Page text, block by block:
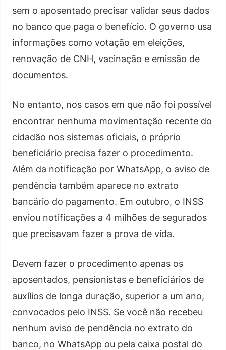
sem o aposentado precisar validar seus dados
no banco que paga o benefício. O governo usa
informações como votação em eleições,
renovação de CNH, vacinação e emissão de
documentos.
No entanto, nos casos em que não foi possível
encontrar nenhuma movimentação recente do
cidadão nos sistemas oficiais, o próprio
beneficiário precisa fazer o procedimento.
Além da notificação por WhatsApp, o aviso de
pendência também aparece no extrato
bancário do pagamento. Em outubro, o INSS
enviou notificações a 4 milhões de segurados
que precisavam fazer a prova de vida.
Devem fazer o procedimento apenas os
aposentados, pensionistas e beneficiários de
auxílios de longa duração, superior a um ano,
convocados pelo INSS. Se você não recebeu
nenhum aviso de pendência no extrato do
banco, no WhatsApp ou pela caixa postal do